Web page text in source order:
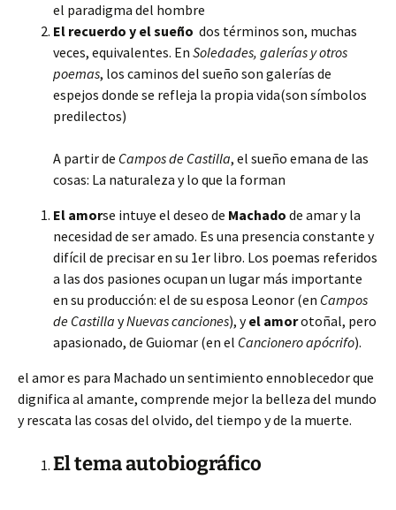
el paradigma del hombre
El recuerdo y el sueño dos términos son, muchas
veces, equivalentes. En Soledades, galerías y otros
poemas, los caminos del sueño son galerías de
espejos donde se refleja la propia vida(son símbolos
predilectos)
A partir de Campos de Castilla, el sueño emana de las
cosas: La naturaleza y lo que la forman
El amorse intuye el deseo de Machado de amar y la
necesidad de ser amado. Es una presencia constante y
difícil de precisar en su 1er libro. Los poemas referidos
a las dos pasiones ocupan un lugar más importante
en su producción: el de su esposa Leonor (en Campos
de Castilla yNuevas canciones), yel amorotoñal, pero
apasionado, de Guiomar (en el Cancionero apócrifo).
el amor es para Machado un sentimiento ennoblecedor que
dignifica al amante, comprende mejor la belleza del mundo
y rescata las cosas del olvido, del tiempo y de la muerte.
El tema autobiográfico